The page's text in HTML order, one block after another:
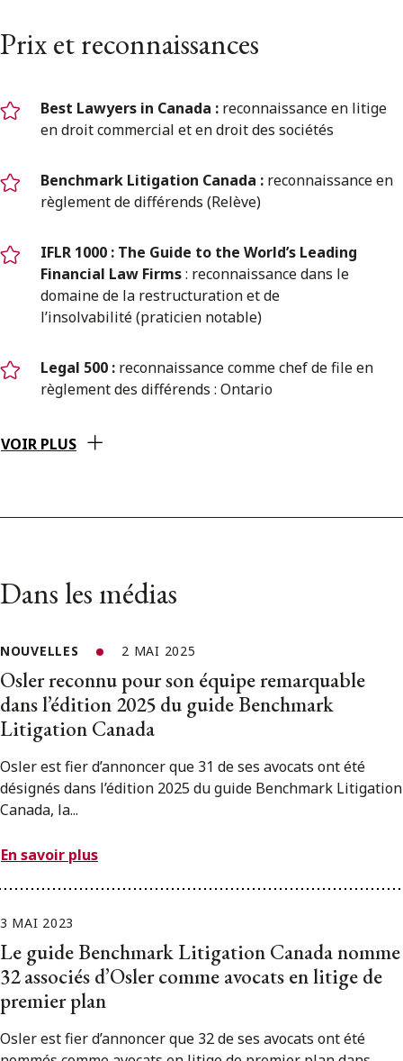
Prix et reconnaissances
Best Lawyers in Canada : reconnaissance en litige
en droit commercial et en droit des sociétés
Benchmark Litigation Canada : reconnaissance en
règlement de différends (Relève)
IFLR 1000 : The Guide to the World’s Leading
Financial Law Firms: reconnaissance dans le
domaine de la restructuration et de
l’insolvabilité (praticien notable)
Legal 500 : reconnaissance comme chef de file en
règlement des différends : Ontario
VOIR PLUS
Dans les médias
NOUVELLES 2 MAI 2025
Osler reconnu pour son équipe remarquable
dans l’édition 2025 du guide Benchmark
Litigation Canada
Osler est fier d’annoncer que 31 de ses avocats ont été
désignés dans l’édition 2025 du guide Benchmark Litigation
Canada, la...
En savoir plus
3 MAI 2023
Le guide Benchmark Litigation Canada nomme
32 associés d’Osler comme avocats en litige de
premier plan
Osler est fier d’annoncer que 32 de ses avocats ont été